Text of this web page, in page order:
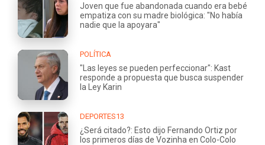
Joven que fue abandonada cuando era bebé
empatiza con su madre biológica: "No había
nadie que la apoyara"
POLÍTICA
"Las leyes se pueden perfeccionar": Kast
responde a propuesta que busca suspender
la Ley Karin
DEPORTES13
¿Será citado?: Esto dijo Fernando Ortiz por
los primeros días de Vozinha en Colo-Colo